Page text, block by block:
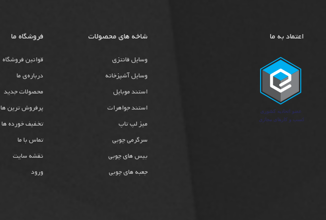
اعتماد به ما شاخه های محصولات
وسایل فانتزی
وسایل آشپزخانه
استند موبایل
استند جواهرات
میز لپ تاپ
سرگرمی چوبی
بیس های چوبی
جعبه های چوبی
فروشگاه ما
قوانین فروشگاه
درباره‌ی ما
محصولات جدید
پرفروش ترین ها
تخفیف خورده ها
تماس با ما
نقشه سایت
ورود